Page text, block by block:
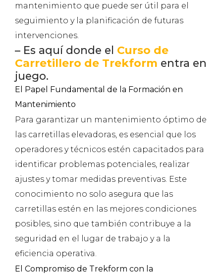
mantenimiento que puede ser útil para el
seguimiento y la planificación de futuras
intervenciones.
– Es aquí donde el Curso de
Carretillero de Trekform entra en
juego.
El Papel Fundamental de la Formación en
Mantenimiento
Para garantizar un mantenimiento óptimo de
las carretillas elevadoras, es esencial que los
operadores y técnicos estén capacitados para
identificar problemas potenciales, realizar
ajustes y tomar medidas preventivas. Este
conocimiento no solo asegura que las
carretillas estén en las mejores condiciones
posibles, sino que también contribuye a la
seguridad en el lugar de trabajo y a la
eficiencia operativa.
El Compromiso de Trekform con la